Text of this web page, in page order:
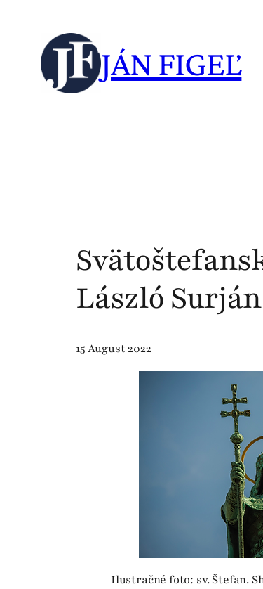
content
JÁN FIGEĽ
László
15 August 2022
Ilustračné foto: sv. Štefan.